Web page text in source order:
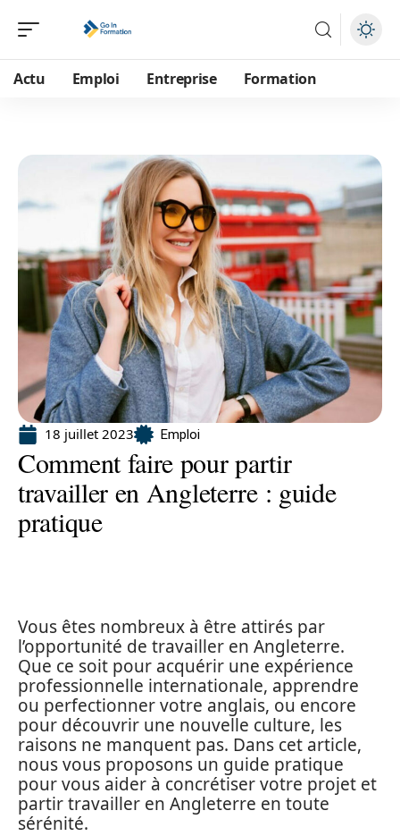
Actu Emploi Entreprise Formation
18 juillet 2023 Emploi
Comment faire pour partir
travailler en Angleterre : guide
pratique
Vous êtes nombreux à être attirés par
l’opportunité de travailler en Angleterre.
Que ce soit pour acquérir une expérience
professionnelle internationale, apprendre
ou perfectionner votre anglais, ou encore
pour découvrir une nouvelle culture, les
raisons ne manquent pas. Dans cet article,
nous vous proposons un guide pratique
pour vous aider à concrétiser votre projet et
partir travailler en Angleterre en toute
sérénité.